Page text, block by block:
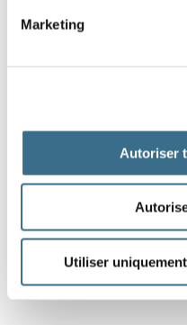
Marketing
Autoriser
Utiliser